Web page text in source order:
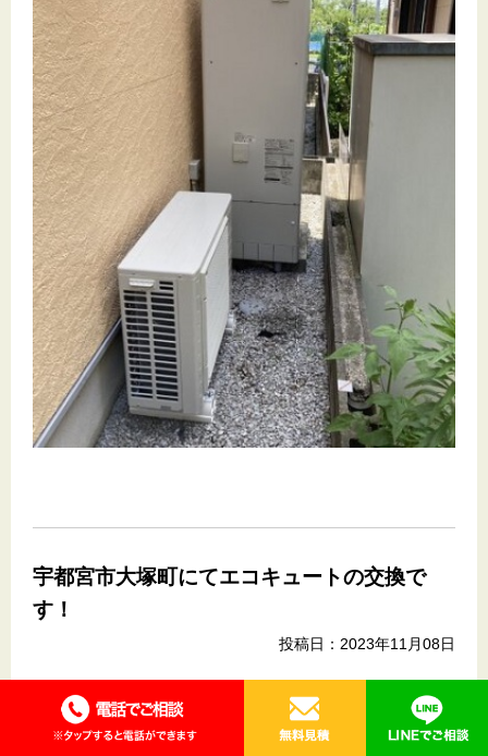
宇都宮市大塚町にてエコキュートの交換で
す！
投稿日：2023年11月08日
栃木県宇都宮市大塚町の戸建て住宅
にてエコキュートの交換
を行いました。